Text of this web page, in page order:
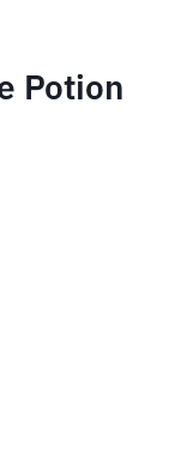
Potion